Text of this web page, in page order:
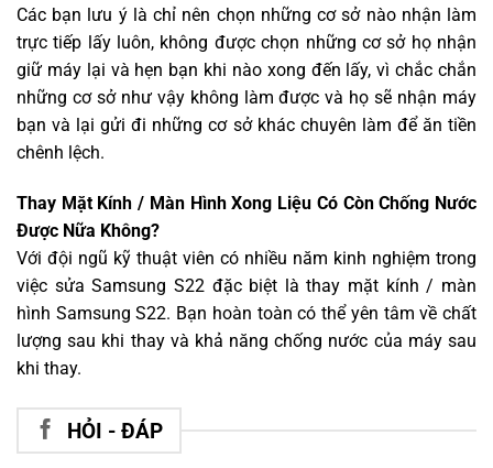
Các bạn lưu ý là chỉ nên chọn những cơ sở nào nhận làm
trực tiếp lấy luôn, không được chọn những cơ sở họ nhận
giữ máy lại và hẹn bạn khi nào xong đến lấy, vì chắc chắn
những cơ sở như vậy không làm được và họ sẽ nhận máy
bạn và lại gửi đi những cơ sở khác chuyên làm để ăn tiền
chênh lệch.
Thay Mặt Kính / Màn Hình Xong Liệu Có Còn Chống Nước
Được Nữa Không?
Với đội ngũ kỹ thuật viên có nhiều năm kinh nghiệm trong
việc sửa Samsung S22 đặc biệt là thay mặt kính / màn
hình Samsung S22. Bạn hoàn toàn có thể yên tâm về chất
lượng sau khi thay và khả năng chống nước của máy sau
khi thay.
HỎI - ĐÁP